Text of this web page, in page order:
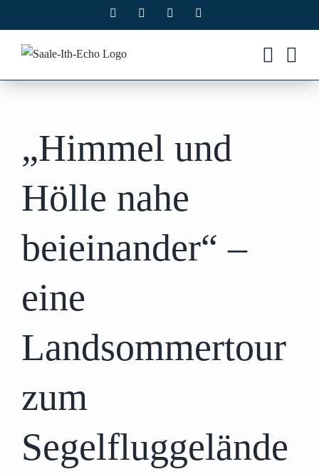
Inhalt
springen
Facebook Instagram
„Himmel und
Hölle nahe
beieinander“ –
eine
Landsommertour
zum
Segelfluggelände